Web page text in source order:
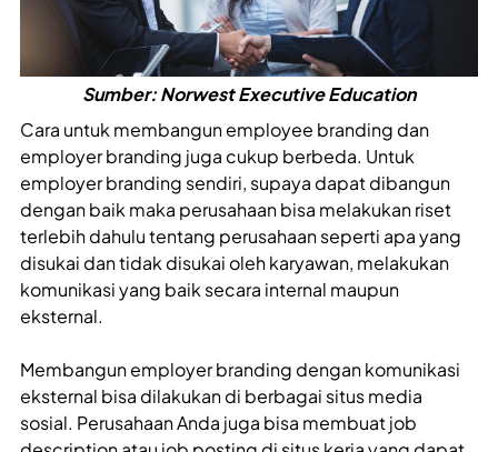
Sumber: Norwest Executive Education
Cara untuk membangun employee branding dan
employer branding juga cukup berbeda. Untuk
employer branding sendiri, supaya dapat dibangun
dengan baik maka perusahaan bisa melakukan riset
terlebih dahulu tentang perusahaan seperti apa yang
disukai dan tidak disukai oleh karyawan, melakukan
komunikasi yang baik secara internal maupun
eksternal.
Membangun employer branding dengan komunikasi
eksternal bisa dilakukan di berbagai situs media
sosial. Perusahaan Anda juga bisa membuat job